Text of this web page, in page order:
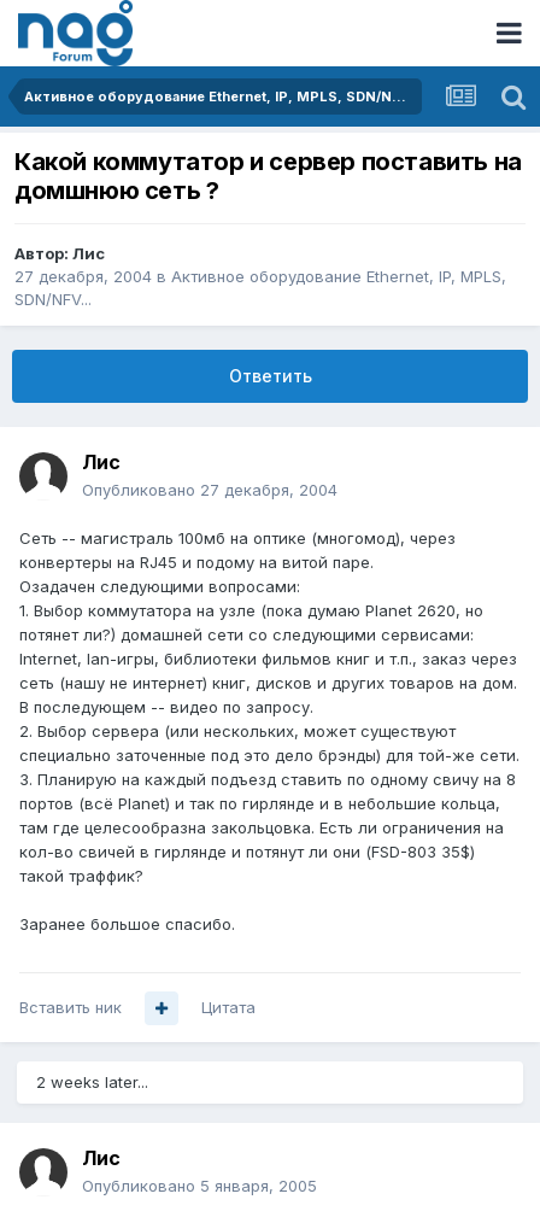
Активное оборудование Ethernet, IP, MPLS, SDN/NFV...
Какой коммутатор и сервер поставить на
домшнюю сеть ?
Автор: Лис
27 декабря, 2004 в Активное оборудование Ethernet, IP, MPLS,
SDN/NFV...
Ответить
Лис
Опубликовано 27 декабря, 2004
Сеть -- магистраль 100мб на оптике (многомод), через
конвертеры на RJ45 и подому на витой паре.
Озадачен следующими вопросами:
1. Выбор коммутатора на узле (пока думаю Planet 2620, но
потянет ли?) домашней сети со следующими сервисами:
Internet, lan-игры, библиотеки фильмов книг и т.п., заказ через
сеть (нашу не интернет) книг, дисков и других товаров на дом.
В последующем -- видео по запросу.
2. Выбор сервера (или нескольких, может существуют
специально заточенные под это дело брэнды) для той-же сети.
3. Планирую на каждый подъезд ставить по одному свичу на 8
портов (всё Planet) и так по гирлянде и в небольшие кольца,
там где целесообразна закольцовка. Есть ли ограничения на
кол-во свичей в гирлянде и потянут ли они (FSD-803 35$)
такой траффик?
Заранее большое спасибо.
Вставить ник Цитата
2 weeks later...
Лис
Опубликовано 5 января, 2005